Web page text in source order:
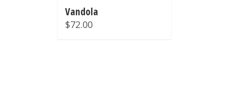
Vandola
$72.00